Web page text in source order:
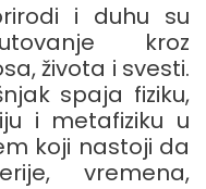
i duhu su
kroz
života i svesti.
spaja fiziku,
i metafiziku u
koji nastoji da
vremena,